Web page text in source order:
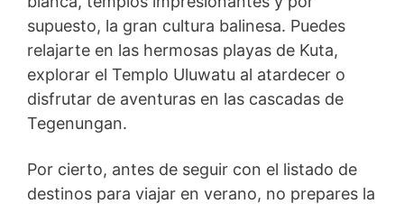
supuesto, la gran cultura balinesa. Puedes
relajarte en las hermosas playas de Kuta,
explorar el Templo Uluwatu al atardecer o
disfrutar de aventuras en las cascadas de
Tegenungan.
Por cierto, antes de seguir con el listado de
destinos para viajar en verano, no prepares la